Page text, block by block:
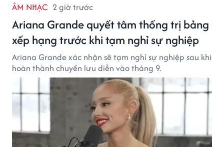
ÂM NHẠC 2 giờ trước
Ariana Grande quyết tâm thống trị bảng
xếp hạng trước khi tạm nghỉ sự nghiệp
Ariana Grande xác nhận sẽ tạm nghỉ sự nghiệp sau khi
hoàn thành chuyến lưu diễn vào tháng 9.